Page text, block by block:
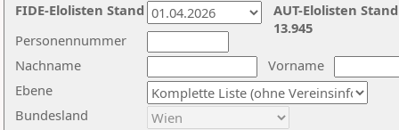
Nachname
Vorname
Ebene
Personennummer
Bundesland
AUT-Elolisten
13.945
FIDE-Elolisten Stand